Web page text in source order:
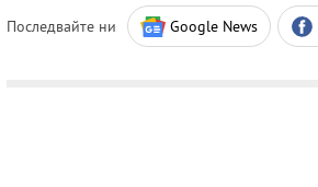
Последвайте ни Google News